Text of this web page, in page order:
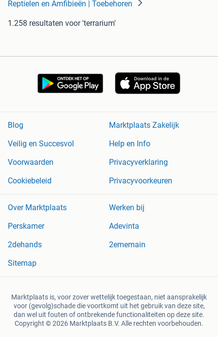
Reptielen en Amfibieën | Toebehoren
1.258 resultaten voor 'terrarium'
Blog
Marktplaats Zakelijk
Veilig en Succesvol
Help en Info
Voorwaarden
Privacyverklaring
Cookiebeleid
Privacyvoorkeuren
Over Marktplaats
Werken bij
Perskamer
Adevinta
2dehands
2ememain
Sitemap
Marktplaats is, voor zover wettelijk toegestaan, niet aansprakelijk
voor (gevolg)schade die voortkomt uit het gebruik van deze site,
dan wel uit fouten of ontbrekende functionaliteiten op deze site.
Copyright © 2026 Marktplaats B.V. Alle rechten voorbehouden.